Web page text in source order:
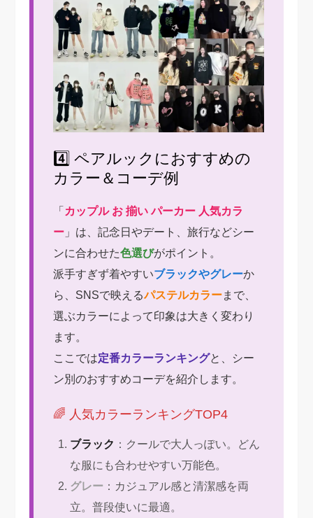
4️⃣ ペアルックにおすすめの
カラー＆コーデ例
「 カップル お 揃い パーカー 人気カラ
ー 」は、記念日やデート、旅行などシー
ンに合わせた色選びがポイント。
派手すぎず着やすいブラックやグレーか
ら、SNSで映えるパステルカラーまで、
選ぶカラーによって印象は大きく変わり
ます。
ここでは定番カラーランキングと、シー
ン別のおすすめコーデを紹介します。
🌈 人気カラーランキングTOP4
ブラック ：クールで大人っぽい。どん
な服にも合わせやすい万能色。
グレー ：カジュアル感と清潔感を両
立。普段使いに最適。